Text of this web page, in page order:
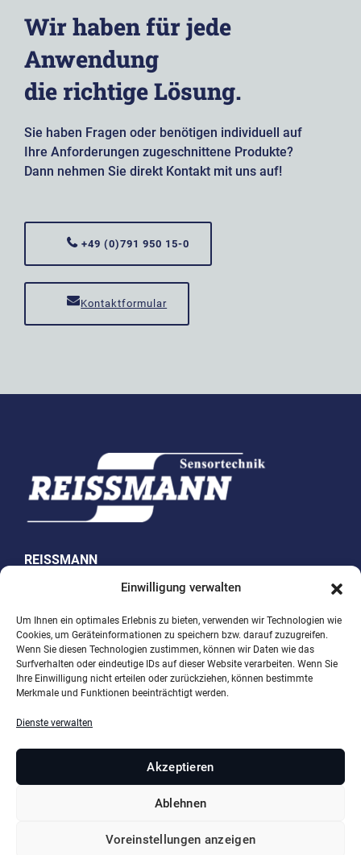
Einwilligung verwalten
Um Ihnen ein optimales Erlebnis zu bieten, verwenden wir Technologien wie
Cookies, um Geräteinformationen zu speichern bzw. darauf zuzugreifen.
Wenn Sie diesen Technologien zustimmen, können wir Daten wie das
Surfverhalten oder eindeutige IDs auf dieser Website verarbeiten. Wenn Sie
Ihre Einwilligung nicht erteilen oder zurückziehen, können bestimmte
Merkmale und Funktionen beeinträchtigt werden.
Dienste verwalten
Akzeptieren
Ablehnen
Voreinstellungen anzeigen
Wir haben für jede
Anwendung
die richtige Lösung.
Sie haben Fragen oder benötigen individuell auf
Ihre Anforderungen zugeschnittene Produkte?
Dann nehmen Sie direkt Kontakt mit uns auf!
+49 (0)791 950 15-0
Kontaktformular
REISSMANN
Sensortechnik GmbH
Westring 10
74538 Rosengarten-Uttenhofen
Telefon +49 (0)791 950 15-0
Fax +49 (0)791 950 15-29
E-Mail
info@reissmann.com
Copyright © 2026 REISSMANN Sensortechnik GmbH •
Werbeagentur Heilbronn